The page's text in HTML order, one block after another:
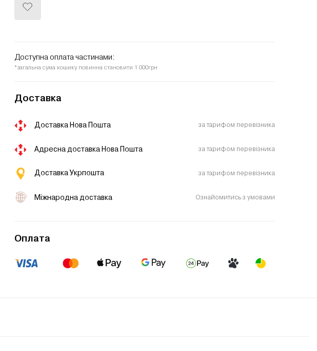
Доступна оплата частинами:
*загальна сума кошику повинна становити 1 000грн
Доставка
Доставка Нова Пошта за тарифом перевізника
Адресна доставка Нова Пошта за тарифом перевізника
Доставка Укрпошта за тарифом перевізника
Міжнародна доставка Ознайомитись з умовами
Оплата